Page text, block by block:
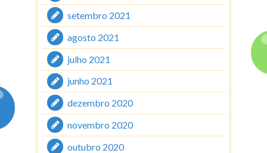
setembro 2021
agosto 2021
julho 2021
junho 2021
dezembro 2020
novembro 2020
outubro 2020